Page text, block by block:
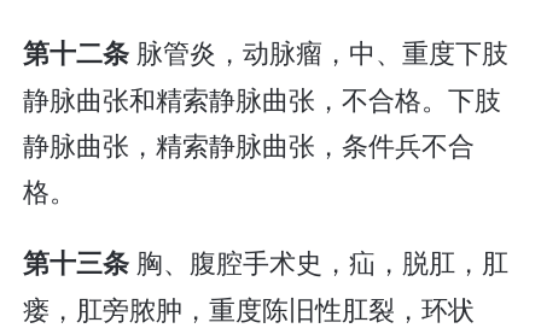
第十二条 脉管炎，动脉瘤，中、重度下肢
静脉曲张和精索静脉曲张，不合格。下肢
静脉曲张，精索静脉曲张，条件兵不合
格。
第十三条 胸、腹腔手术史，疝，脱肛，肛
瘘，肛旁脓肿，重度陈旧性肛裂，环状